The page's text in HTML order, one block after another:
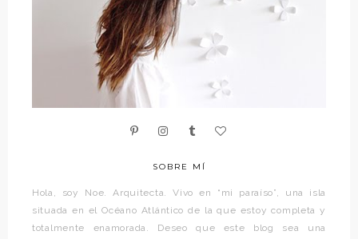
SOBRE MÍ
Hola, soy Noe. Arquitecta. Vivo en “mi paraíso”, una isla
situada en el Océano Atlántico de la que estoy completa y
totalmente enamorada. Deseo que este blog sea una